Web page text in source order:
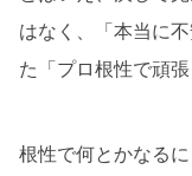
はなく、「本当に
た「プロ根性で頑張
根性で何とかなる